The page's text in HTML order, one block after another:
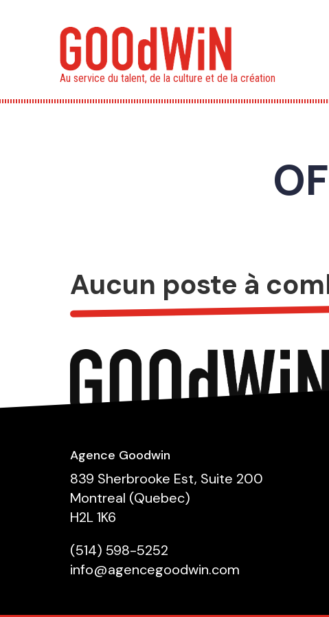
Au service du talent, de la culture et de la création
Aucun poste à
Agence Goodwin
839 Sherbrooke Est, Suite 200
Montreal (Quebec)
H2L 1K6
(514) 598-5252
info@agencegoodwin.com